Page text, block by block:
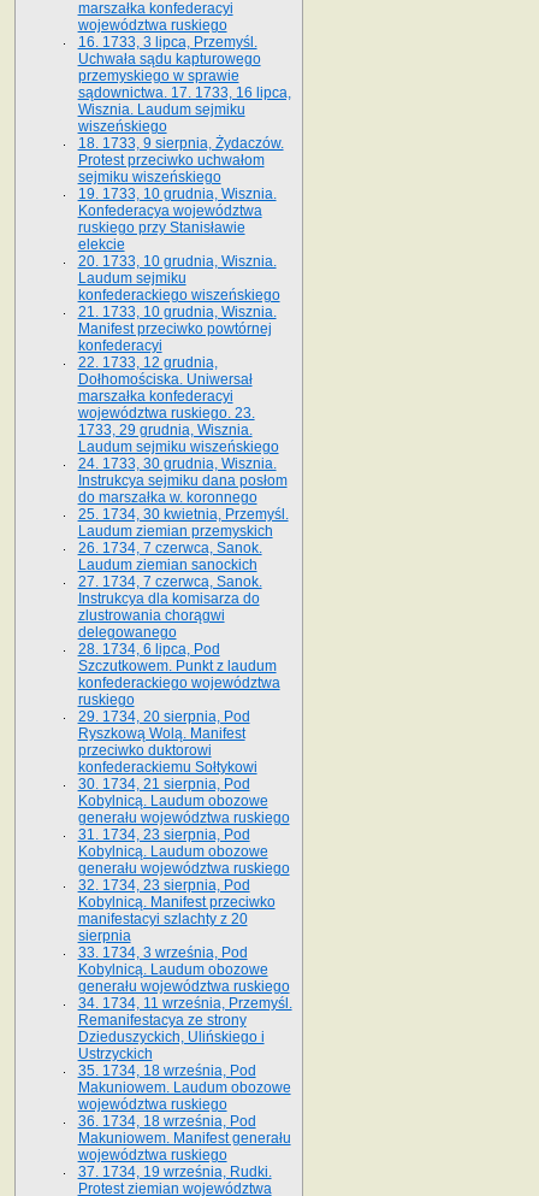
marszałka konfederacyi
województwa ruskiego
16. 1733, 3 lipca, Przemyśl.
Uchwała sądu kapturowego
przemyskiego w sprawie
sądownictwa. 17. 1733, 16 lipca,
Wisznia. Laudum sejmiku
wiszeńskiego
18. 1733, 9 sierpnia, Żydaczów.
Protest przeciwko uchwałom
sejmiku wiszeńskiego
19. 1733, 10 grudnia, Wisznia.
Konfederacya województwa
ruskiego przy Stanisławie
elekcie
20. 1733, 10 grudnia, Wisznia.
Laudum sejmiku
konfederackiego wiszeńskiego
21. 1733, 10 grudnia, Wisznia.
Manifest przeciwko powtórnej
konfederacyi
22. 1733, 12 grudnia,
Dołhomościska. Uniwersał
marszałka konfederacyi
województwa ruskiego. 23.
1733, 29 grudnia, Wisznia.
Laudum sejmiku wiszeńskiego
24. 1733, 30 grudnia, Wisznia.
Instrukcya sejmiku dana posłom
do marszałka w. koronnego
25. 1734, 30 kwietnia, Przemyśl.
Laudum ziemian przemyskich
26. 1734, 7 czerwca, Sanok.
Laudum ziemian sanockich
27. 1734, 7 czerwca, Sanok.
Instrukcya dla komisarza do
zlustrowania chorągwi
delegowanego
28. 1734, 6 lipca, Pod
Szczutkowem. Punkt z laudum
konfederackiego województwa
ruskiego
29. 1734, 20 sierpnia, Pod
Ryszkową Wolą. Manifest
przeciwko duktorowi
konfederackiemu Sołtykowi
30. 1734, 21 sierpnia, Pod
Kobylnicą. Laudum obozowe
generału województwa ruskiego
31. 1734, 23 sierpnia, Pod
Kobylnicą. Laudum obozowe
generału województwa ruskiego
32. 1734, 23 sierpnia, Pod
Kobylnicą. Manifest przeciwko
manifestacyi szlachty z 20
sierpnia
33. 1734, 3 września, Pod
Kobylnicą. Laudum obozowe
generału województwa ruskiego
34. 1734, 11 września, Przemyśl.
Remanifestacya ze strony
Dzieduszyckich, Ulińskiego i
Ustrzyckich
35. 1734, 18 września, Pod
Makuniowem. Laudum obozowe
województwa ruskiego
36. 1734, 18 września, Pod
Makuniowem. Manifest generału
województwa ruskiego
37. 1734, 19 września, Rudki.
Protest ziemian województwa